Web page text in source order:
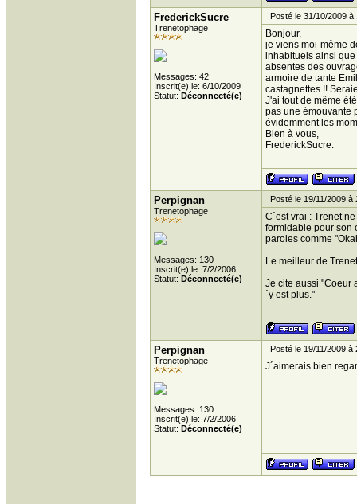
FrederickSucre
Trenetophage
Messages: 42
Inscrit(e) le: 6/10/2009
Statut: Déconnecté(e)
Posté le 31/10/2009 à
Bonjour,
je viens moi-même
inhabituels ainsi
absentes des
armoire de tante
castagnettes !!
J'ai tout de même
pas une émouvante
évidemment les
Bien à vous,
FrederickSucre.
Perpignan
Trenetophage
Messages: 130
Inscrit(e) le: 7/2/2006
Statut: Déconnecté(e)
Posté le 19/11/2009 à
C´est vrai : Trenet
formidable pour son
paroles comme
Le meilleur de
Je cite aussi "Coeur
´y est plus."
Perpignan
Trenetophage
Messages: 130
Inscrit(e) le: 7/2/2006
Statut: Déconnecté(e)
Posté le 19/11/2009 à
J´aimerais bien